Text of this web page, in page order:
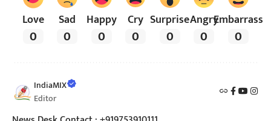
Love
0
Sad
0
Happy
0
Cry
0
Surprise
0
Angry
0
Embarrass
0
IndiaMIX
Editor